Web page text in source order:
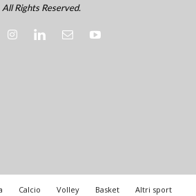
All Rights Reserved.
Calcio Volley Basket
Altri sport